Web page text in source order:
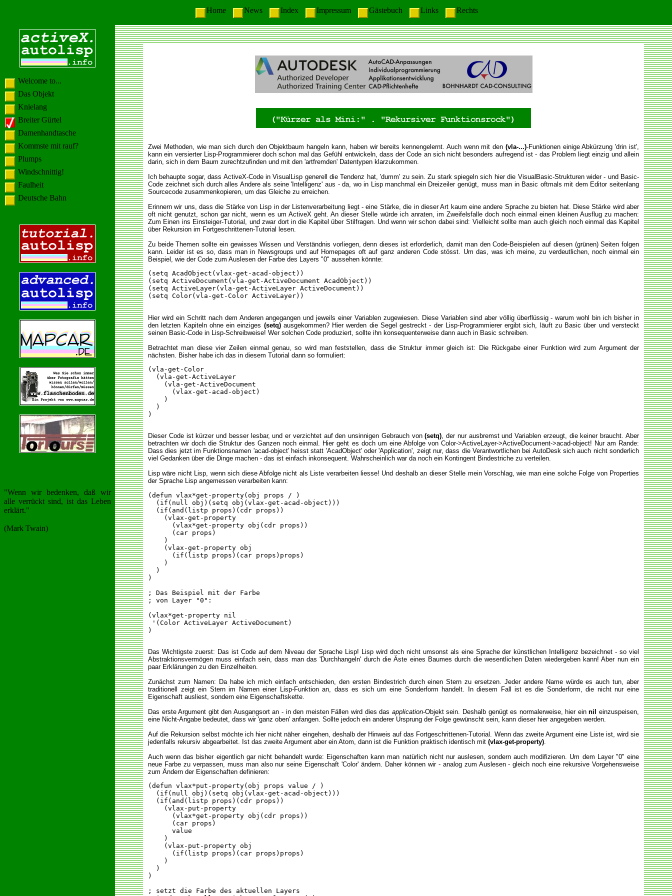
Home News Index Impressum Gästebuch Links Rechts
Welcome to...
Das Objekt
Knielang
Breiter Gürtel
Damenhandtasche
Kommste mit rauf?
Plumps
Windschnittig!
Faulheit
Deutsche Bahn
"Wenn wir bedenken, daß wir
alle verrückt sind, ist das Leben
erklärt."
(Mark Twain)
Zwei Methoden, wie man sich durch den Objektbaum hangeln kann, haben wir bereits kennengelernt. Auch wenn mit den (vla-...)-Funktionen einige Abkürzung 'drin ist',
kann ein versierter Lisp-Programmierer doch schon mal das Gefühl entwickeln, dass der Code an sich nicht besonders aufregend ist - das Problem liegt einzig und allein
darin, sich in dem Baum zurechtzufinden und mit den 'artfremden' Datentypen klarzukommen.
Ich behaupte sogar, dass ActiveX-Code in VisualLisp generell die Tendenz hat, 'dumm' zu sein. Zu stark spiegeln sich hier die VisualBasic-Strukturen wider - und Basic-
Code zeichnet sich durch alles Andere als seine 'Intelligenz' aus - da, wo in Lisp manchmal ein Dreizeiler genügt, muss man in Basic oftmals mit dem Editor seitenlang
Sourcecode zusammenkopieren, um das Gleiche zu erreichen.
Erinnern wir uns, dass die Stärke von Lisp in der Listenverarbeitung liegt - eine Stärke, die in dieser Art kaum eine andere Sprache zu bieten hat. Diese Stärke wird aber
oft nicht genutzt, schon gar nicht, wenn es um ActiveX geht. An dieser Stelle würde ich anraten, im Zweifelsfalle doch noch einmal einen kleinen Ausflug zu machen:
Zum Einen ins Einsteiger-Tutorial, und zwar dort in die Kapitel über Stilfragen. Und wenn wir schon dabei sind: Vielleicht sollte man auch gleich noch einmal das Kapitel
über Rekursion im Fortgeschrittenen-Tutorial lesen.
Zu beide Themen sollte ein gewisses Wissen und Verständnis vorliegen, denn dieses ist erforderlich, damit man den Code-Beispielen auf diesen (grünen) Seiten folgen
kann. Leider ist es so, dass man in Newsgroups und auf Homepages oft auf ganz anderen Code stösst. Um das, was ich meine, zu verdeutlichen, noch einmal ein
Beispiel, wie der Code zum Auslesen der Farbe des Layers "0" aussehen könnte:
(setq AcadObject(vlax-get-acad-object))
(setq ActiveDocument(vla-get-ActiveDocument AcadObject))
(setq ActiveLayer(vla-get-ActiveLayer ActiveDocument))
(setq Color(vla-get-Color ActiveLayer))
Hier wird ein Schritt nach dem Anderen angegangen und jeweils einer Variablen zugewiesen. Diese Variablen sind aber völlig überflüssig - warum wohl bin ich bisher in
den letzten Kapiteln ohne ein einziges (setq)ausgekommen? Hier werden die Segel gestreckt - der Lisp-Programmierer ergibt sich, läuft zu Basic über und versteckt
seinen Basic-Code in Lisp-Schreibweise! Wer solchen Code produziert, sollte ihn konsequenterweise dann auch in Basic schreiben.
Betrachtet man diese vier Zeilen einmal genau, so wird man feststellen, dass die Struktur immer gleich ist: Die Rückgabe einer Funktion wird zum Argument der
nächsten. Bisher habe ich das in diesem Tutorial dann so formuliert:
(vla-get-Color
  (vla-get-ActiveLayer
    (vla-get-ActiveDocument
      (vlax-get-acad-object)
    )
  )
)
Dieser Code ist kürzer und besser lesbar, und er verzichtet auf den unsinnigen Gebrauch von(setq), der nur ausbremst und Variablen erzeugt, die keiner braucht. Aber
betrachten wir doch die Struktur des Ganzen noch einmal. Hier geht es doch um eine Abfolge von Color->ActiveLayer->ActiveDocument->acad-object! Nur am Rande:
Dass dies jetzt im Funktionsnamen 'acad-object' heisst statt 'AcadObject' oder 'Application', zeigt nur, dass die Verantwortlichen bei AutoDesk sich auch nicht sonderlich
viel Gedanken über die Dinge machen - das ist einfach inkonsequent. Wahrscheinlich war da noch ein Kontingent Bindestriche zu verteilen.
Lisp wäre nicht Lisp, wenn sich diese Abfolge nicht als Liste verarbeiten liesse! Und deshalb an dieser Stelle mein Vorschlag, wie man eine solche Folge von Properties
der Sprache Lisp angemessen verarbeiten kann:
(defun vlax*get-property(obj props / )
  (if(null obj)(setq obj(vlax-get-acad-object)))
  (if(and(listp props)(cdr props))
    (vlax-get-property
      (vlax*get-property obj(cdr props))
      (car props)
    )
    (vlax-get-property obj
      (if(listp props)(car props)props)
    )
  )
)
; Das Beispiel mit der Farbe
; von Layer "0":
(vlax*get-property nil
'(Color ActiveLayer ActiveDocument)
)
Das Wichtigste zuerst: Das ist Code auf dem Niveau der Sprache Lisp! Lisp wird doch nicht umsonst als eine Sprache der künstlichen Intelligenz bezeichnet - so viel
Abstraktionsvermögen muss einfach sein, dass man das 'Durchhangeln' durch die Äste eines Baumes durch die wesentlichen Daten wiedergeben kann! Aber nun ein
paar Erklärungen zu den Einzelheiten.
Zunächst zum Namen: Da habe ich mich einfach entschieden, den ersten Bindestrich durch einen Stern zu ersetzen. Jeder andere Name würde es auch tun, aber
traditionell zeigt ein Stern im Namen einer Lisp-Funktion an, dass es sich um eine Sonderform handelt. In diesem Fall ist es die Sonderform, die nicht nur eine
Eigenschaft ausliest, sondern eine Eigenschaftskette.
Das erste Argument gibt den Ausgangsort an - in den meisten Fällen wird dies das application-Objekt sein. Deshalb genügt es normalerweise, hier einnil
einzuspeisen,
eine Nicht-Angabe bedeutet, dass wir 'ganz oben' anfangen. Sollte jedoch ein anderer Ursprung der Folge gewünscht sein, kann dieser hier angegeben werden.
Auf die Rekursion selbst möchte ich hier nicht näher eingehen, deshalb der Hinweis auf das Fortgeschrittenen-Tutorial. Wenn das zweite Argument eine Liste ist, wird sie
jedenfalls rekursiv abgearbeitet. Ist das zweite Argument aber ein Atom, dann ist die Funktion praktisch identisch mit (vlax-get-property)
Auch wenn das bisher eigentlich gar nicht behandelt wurde: Eigenschaften kann man natürlich nicht nur auslesen, sondern auch modifizieren. Um dem Layer "0" eine
neue Farbe zu verpassen, muss man also nur seine Eigenschaft 'Color' ändern. Daher können wir - analog zum Auslesen - gleich noch eine rekursive Vorgehensweise
zum Ändern der Eigenschaften definieren:
(defun vlax*put-property(obj props value / )
  (if(null obj)(setq obj(vlax-get-acad-object)))
  (if(and(listp props)(cdr props))
    (vlax-put-property
      (vlax*get-property obj(cdr props))
      (car props)
      value
    )
    (vlax-put-property obj
      (if(listp props)(car props)props)
    )
  )
)
; setzt die Farbe des aktuellen Layers